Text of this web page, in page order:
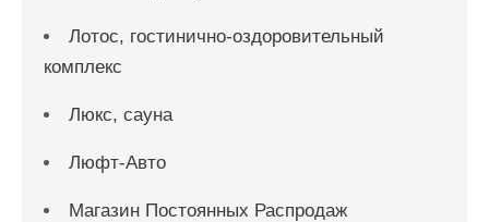
Лотос, гостинично-оздоровительный
комплекс
Люкс, сауна
Люфт-Авто
Магазин Постоянных Распродаж